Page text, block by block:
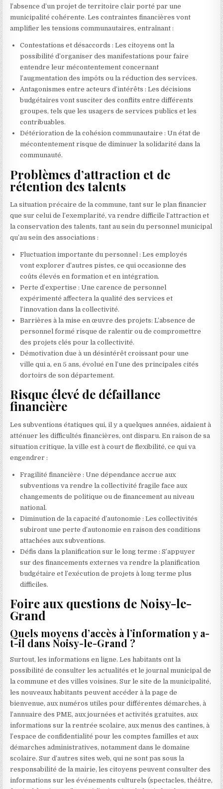
l’absence d’un projet de territoire clair porté par une
municipalité cohérente. Les contraintes financières vont
amplifier les tensions communautaires, entraînant :
Contestations et désaccords : Les citoyens ont la
possibilité d’organiser des manifestations pour faire
entendre leur mécontentement concernant
l’augmentation des impôts ou la réduction des services.
Antagonismes entre acteurs d’intérêts : Les décisions
budgétaires vont susciter des conflits entre différents
groupes, tels que les usagers de services publics et les
contribuables.
Détérioration de la cohésion communautaire : Un état de
mécontentement risque de diminuer la solidarité dans la
communauté.
Problèmes d’attraction et de
rétention des talents
La situation précaire de la commune, tant sur le plan financier
que sur celui de l’exemplarité, va rendre difficile l’attraction et
la conservation des talents, tant au sein du personnel municipal
qu’au sein des associations :
Fluctuation importante du personnel : Les employés
vont explorer d’autres pistes, ce qui occasionne des
coûts élevés en formation et en intégration.
Perte d’expertise : Une carence de personnel
expérimenté affectera la qualité des services et
l’innovation dans la collectivité.
Barrières à la mise en œuvre des projets: L’absence de
personnel formé risque de ralentir ou de compromettre
des projets clés pour la collectivité.
Démotivation due à un désintérêt croissant pour une
ville qui a, en 5 ans, évolué en l’une des principales cités
dortoirs de son département.
Risque élevé de défaillance
financière
Les subventions étatiques qui, il y a quelques années, aidaient à
atténuer les difficultés financières, ont disparu. En raison de sa
situation critique, la ville est à court de flexibilité, ce qui va
engendrer :
Fragilité financière : Une dépendance accrue aux
subventions va rendre la collectivité fragile face aux
changements de politique ou de financement au niveau
national.
Diminution de la capacité d’autonomie : Les collectivités
subiront une perte d’autonomie en raison des conditions
attachées aux subventions.
Défis dans la planification sur le long terme : S’appuyer
sur des financements externes va rendre la planification
budgétaire et l’exécution de projets à long terme plus
difficiles.
Foire aux questions de Noisy-le-
Grand
Quels moyens d’accès à l’information y a-
t-il dans Noisy-le-Grand ?
Surtout, les informations en ligne. Les habitants ont la
possibilité de consulter les actualités et le journal municipal de
la commune et des villes voisines. Sur le site de la municipalité,
les nouveaux habitants peuvent accéder à la page de
bienvenue, aux numéros utiles pour différentes démarches, à
l’annuaire des PME, aux journées et activités gratuites, aux
informations sur la rentrée scolaire, aux menus des cantines, à
l’espace de confidentialité pour les comptes familles et aux
démarches administratives, notamment dans le domaine
scolaire. Sur d’autres sites web, qui ne sont pas sous la
responsabilité de la mairie, les citoyens peuvent consulter des
informations sur les événements culturels (spectacles, théâtre,